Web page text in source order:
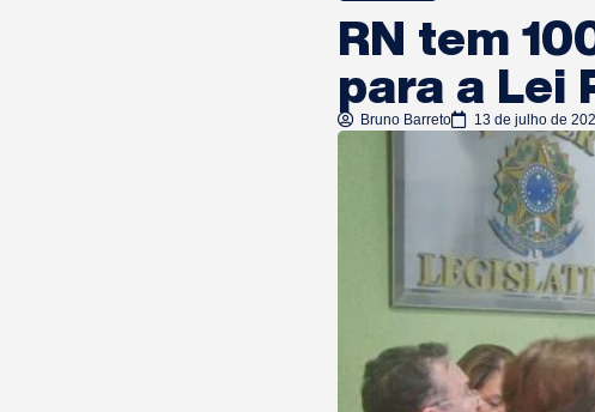
RN tem
para a Lei
Bruno Barreto 13 de julho de